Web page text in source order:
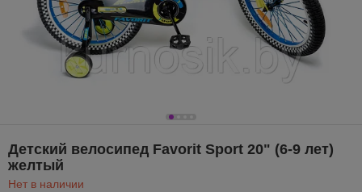
Детский велосипед Favorit Sport 20" (6-9 лет)
желтый
Нет в наличии